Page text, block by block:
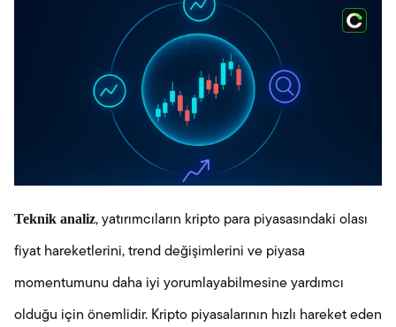
Teknik analiz, yatırımcıların kripto para piyasasındaki olası
fiyat hareketlerini, trend değişimlerini ve piyasa
momentumunu daha iyi yorumlayabilmesine yardımcı
olduğu için önemlidir. Kripto piyasalarının hızlı hareket eden